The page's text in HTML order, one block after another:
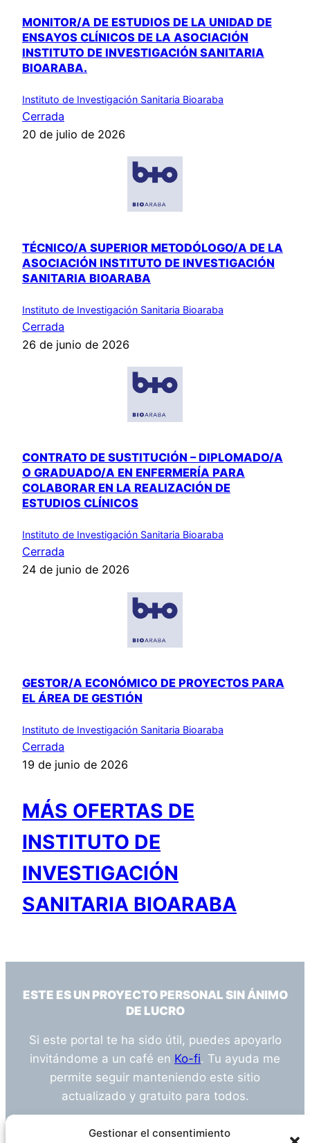
Gestionar el consentimiento
MONITOR/A DE ESTUDIOS DE LA UNIDAD DE
ENSAYOS CLÍNICOS DE LA ASOCIACIÓN
INSTITUTO DE INVESTIGACIÓN SANITARIA
BIOARABA.
Instituto de Investigación Sanitaria Bioaraba
Cerrada
20 de julio de 2026
TÉCNICO/A SUPERIOR METODÓLOGO/A DE LA
ASOCIACIÓN INSTITUTO DE INVESTIGACIÓN
SANITARIA BIOARABA
Instituto de Investigación Sanitaria Bioaraba
Cerrada
26 de junio de 2026
CONTRATO DE SUSTITUCIÓN – DIPLOMADO/A
O GRADUADO/A EN ENFERMERÍA PARA
COLABORAR EN LA REALIZACIÓN DE
ESTUDIOS CLÍNICOS
Instituto de Investigación Sanitaria Bioaraba
Cerrada
24 de junio de 2026
GESTOR/A ECONÓMICO DE PROYECTOS PARA
EL ÁREA DE GESTIÓN
Instituto de Investigación Sanitaria Bioaraba
Cerrada
19 de junio de 2026
MÁS OFERTAS DE
INSTITUTO DE
INVESTIGACIÓN
SANITARIA BIOARABA
ESTE ES UN PROYECTO PERSONAL SIN ÁNIMO
DE LUCRO
Si este portal te ha sido útil, puedes apoyarlo
invitándome a un café en Ko-fi. Tu ayuda me
permite seguir manteniendo este sitio
actualizado y gratuito para todos.
¿Tienes alguna duda o sugerencia? Escríbeme